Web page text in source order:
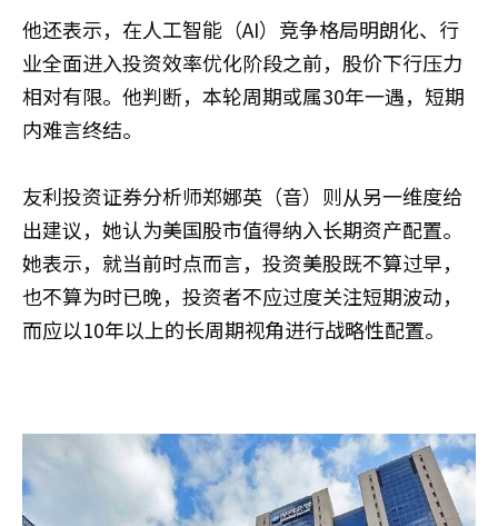
他还表示，在人工智能（AI）竞争格局明朗化、行
业全面进入投资效率优化阶段之前，股价下行压力
相对有限。他判断，本轮周期或属30年一遇，短期
内难言终结。
友利投资证券分析师郑娜英（音）则从另一维度给
出建议，她认为美国股市值得纳入长期资产配置。
她表示，就当前时点而言，投资美股既不算过早，
也不算为时已晚，投资者不应过度关注短期波动，
而应以10年以上的长周期视角进行战略性配置。